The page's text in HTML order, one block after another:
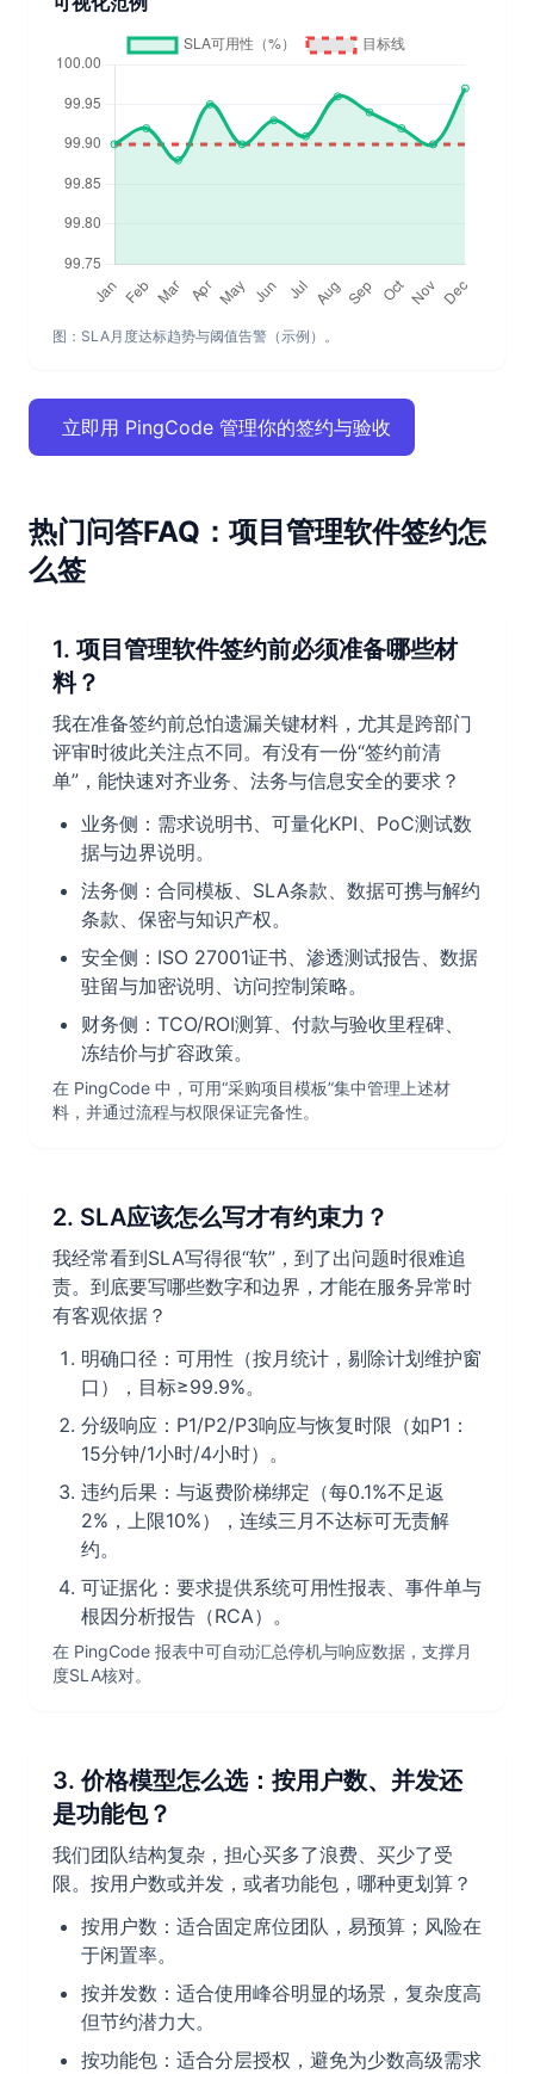
图：SLA月度达标趋势与阈值告警（示例）。
立即用 PingCode 管理你的签约与验收
热门问答FAQ：项目管理软件签约怎
么签
1. 项目管理软件签约前必须准备哪些材
料？
我在准备签约前总怕遗漏关键材料，尤其是跨部门
评审时彼此关注点不同。有没有一份“签约前清
单”，能快速对齐业务、法务与信息安全的要求？
业务侧：需求说明书、可量化KPI、PoC测试数
据与边界说明。
法务侧：合同模板、SLA条款、数据可携与解约
条款、保密与知识产权。
安全侧：ISO 27001证书、渗透测试报告、数据
驻留与加密说明、访问控制策略。
财务侧：TCO/ROI测算、付款与验收里程碑、
冻结价与扩容政策。
在 PingCode 中，可用“采购项目模板”集中管理上述材
料，并通过流程与权限保证完备性。
2. SLA应该怎么写才有约束力？
我经常看到SLA写得很“软”，到了出问题时很难追
责。到底要写哪些数字和边界，才能在服务异常时
有客观依据？
明确口径：可用性（按月统计，剔除计划维护窗
口），目标≥99.9%。
分级响应：P1/P2/P3响应与恢复时限（如P1：
15分钟/1小时/4小时）。
违约后果：与返费阶梯绑定（每0.1%不足返
2%，上限10%），连续三月不达标可无责解
约。
可证据化：要求提供系统可用性报表、事件单与
根因分析报告（RCA）。
在 PingCode 报表中可自动汇总停机与响应数据，支撑月
度SLA核对。
3. 价格模型怎么选：按用户数、并发还
是功能包？
我们团队结构复杂，担心买多了浪费、买少了受
限。按用户数或并发，或者功能包，哪种更划算？
按用户数：适合固定席位团队，易预算；风险在
于闲置率。
按并发数：适合使用峰谷明显的场景，复杂度高
但节约潜力大。
按功能包：适合分层授权，避免为少数高级需求